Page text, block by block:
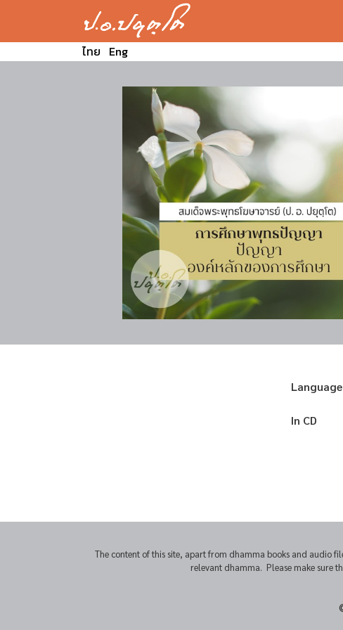
ไทย Eng
Language
In CD
The content of this site, apart from dhamma books and audio
relevant dhamma. Please make sure